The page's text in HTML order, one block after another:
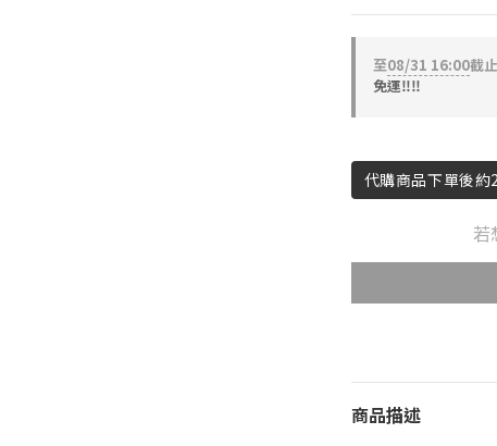
至08/31 16:00截止
免運‼️‼️
代購商品下單後
若
商品描述